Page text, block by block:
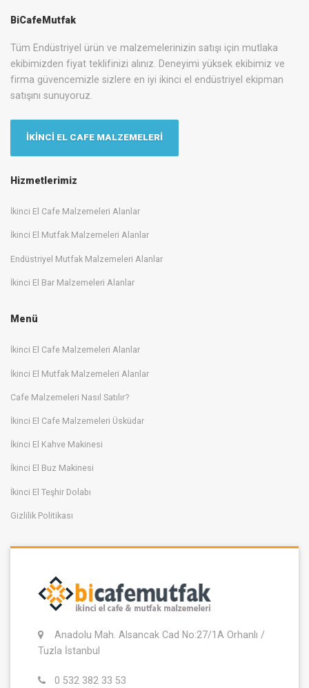
BiCafeMutfak
Tüm Endüstriyel ürün ve malzemelerinizin satışı için mutlaka
ekibimizden fiyat teklifinizi alınız. Deneyimi yüksek ekibimiz ve
firma güvencemizle sizlere en iyi ikinci el endüstriyel ekipman
satışını sunuyoruz.
İKİNCİ EL CAFE MALZEMELERİ
Hizmetlerimiz
İkinci El Cafe Malzemeleri Alanlar
İkinci El Mutfak Malzemeleri Alanlar
Endüstriyel Mutfak Malzemeleri Alanlar
İkinci El Bar Malzemeleri Alanlar
Menü
İkinci El Cafe Malzemeleri Alanlar
İkinci El Mutfak Malzemeleri Alanlar
Cafe Malzemeleri Nasıl Satılır?
İkinci El Cafe Malzemeleri Üsküdar
İkinci El Kahve Makinesi
İkinci El Buz Makinesi
İkinci El Teşhir Dolabı
Gizlilik Politikası
Anadolu Mah. Alsancak Cad No:27/1A Orhanlı /
Tuzla İstanbul
0 532 382 33 53